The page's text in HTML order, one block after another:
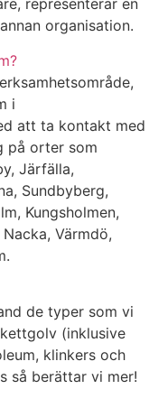
representerar en
organisation.
i
att ta kontakt med
på orter som
Järfälla,
Sundbyberg,
Kungsholmen,
Värmdö,
de typer som vi
(inklusive
klinkers och
så berättar vi mer!